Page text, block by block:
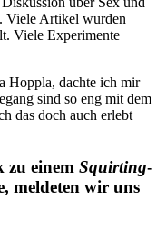
Viele Artikel wurden
Viele Experimente
Hoppla, dachte ich mir
sind so eng mit dem
das doch auch erlebt
zu einem Squirting-
meldeten wir uns